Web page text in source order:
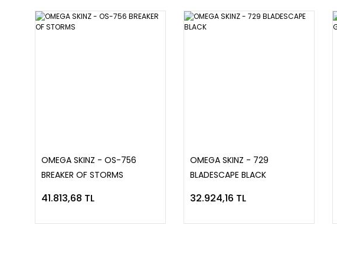
OMEGA SKINZ - OS-756
BREAKER OF STORMS
41.813,68 TL
OMEGA SKINZ - 729
BLADESCAPE BLACK
32.924,16 TL